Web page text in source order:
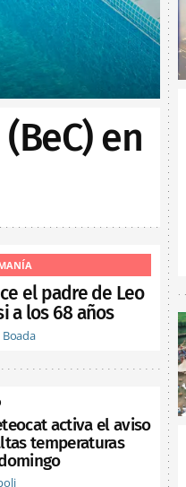
en
el padre de Leo
a los 68 años
activa el aviso
temperaturas